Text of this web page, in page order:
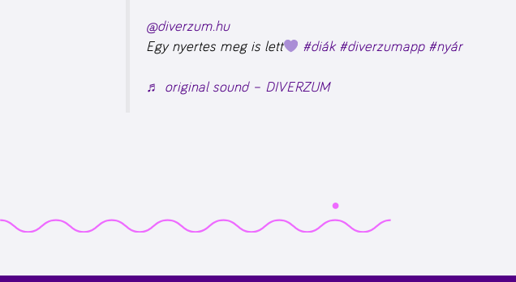
@diverzum.hu
Egy nyertes meg is lett
#diák #diverzumapp #nyár
♬ original sound – DIVERZUM